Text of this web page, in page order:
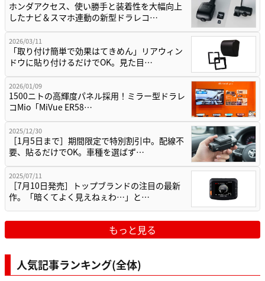
ホンダアクセス、使い勝手と装着性を大幅向上
したナビ＆スマホ連動の新型ドラレコ…
2026/03/11
「取り付け簡単で効果はてきめん」リアウィン
ドウに貼り付けるだけでOK。見た目…
2026/01/09
1500ニトの高輝度パネル採用！ミラー型ドラレ
コMio「MiVue ER58…
2025/12/30
［1月5日まで］期間限定で特別割引中。配線不
要、貼るだけでOK。車種を選ばず…
2025/07/11
［7月10日発売］トップブランドの注目の最新
作。「暗くてよく見えねぇわ…」と…
もっと見る
人気記事ランキング(全体)